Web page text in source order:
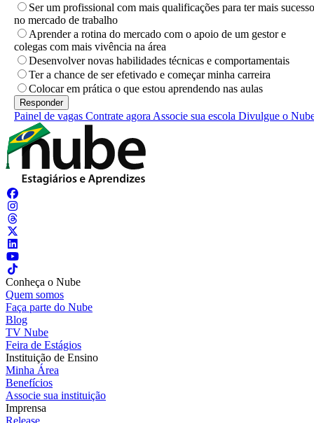
Ser um profissional com mais qualificações para ter mais sucesso
no mercado de trabalho
Aprender a rotina do mercado com o apoio de um gestor e
colegas com mais vivência na área
Desenvolver novas habilidades técnicas e comportamentais
Ter a chance de ser efetivado e começar minha carreira
Colocar em prática o que estou aprendendo nas aulas
Painel de vagas Contrate agora Associe sua escola Divulgue o
Conheça o Nube
Quem somos
Faça parte do Nube
Blog
TV Nube
Feira de Estágios
Instituição de Ensino
Minha Área
Benefícios
Associe sua instituição
Imprensa
Release